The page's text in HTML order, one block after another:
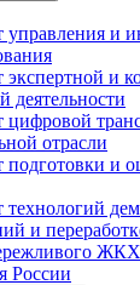
управления и
экспертной и
деятельности
цифровой
отрасли
подготовки и
технологий
и
России